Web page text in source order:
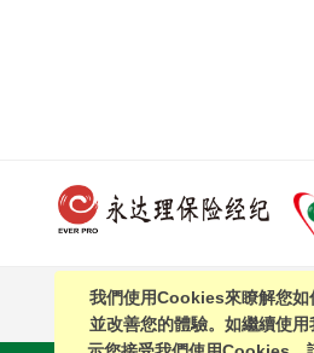
PAGE
我們使用Cookies來瞭解您如
並改善您的體驗。如繼續使